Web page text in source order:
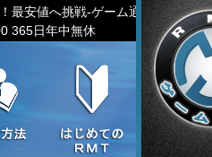
最安値へ挑戦-ゲーム通貨の激安販
365日年中無休